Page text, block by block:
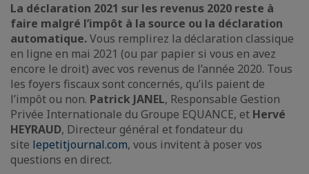
La déclaration 2021 sur les revenus 2020 reste à
faire malgré l’impôt à la source ou la déclaration
automatique.Vous remplirez la déclaration classique
en ligne en mai 2021 (ou par papier si vous en avez
encore le droit) avec vos revenus de l’année 2020. Tous
les foyers fiscaux sont concernés, qu’ils paient de
l’impôt ou non. Patrick JANEL, Responsable Gestion
Privée Internationale du Groupe EQUANCE, et Hervé
HEYRAUD, Directeur général et fondateur du
site lepetitjournal.com, vous invitent à poser vos
questions en direct.